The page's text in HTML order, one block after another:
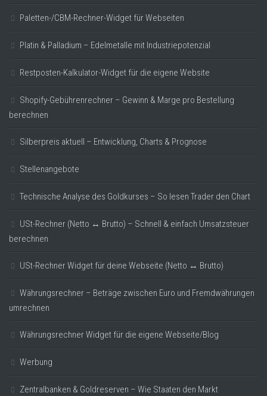
Paletten-/CBM-Rechner-Widget für Webseiten
Platin & Palladium – Edelmetalle mit Industriepotenzial
Restposten-Kalkulator-Widget für die eigene Website
Shopify-Gebührenrechner – Gewinn & Marge pro Bestellung
berechnen
Silberpreis aktuell – Entwicklung, Charts & Prognose
Stellenangebote
Technische Analyse des Goldkurses – So lesen Trader den Chart
USt-Rechner (Netto ↔ Brutto) – Schnell & einfach Umsatzsteuer
berechnen
USt-Rechner Widget für deine Webseite (Netto ↔ Brutto)
Währungsrechner – Beträge zwischen Euro und Fremdwährungen
umrechnen
Währungsrechner Widget für die eigene Webseite/Blog
Werbung
Zentralbanken & Goldreserven – Wie Staaten den Markt